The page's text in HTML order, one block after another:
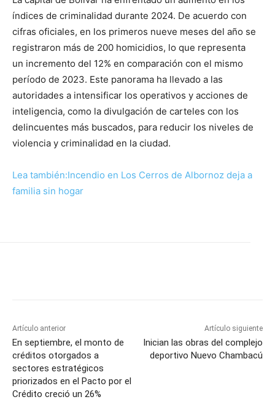
índices de criminalidad durante 2024. De acuerdo con
cifras oficiales, en los primeros nueve meses del año se
registraron más de 200 homicidios, lo que representa
un incremento del 12% en comparación con el mismo
período de 2023. Este panorama ha llevado a las
autoridades a intensificar los operativos y acciones de
inteligencia, como la divulgación de carteles con los
delincuentes más buscados, para reducir los niveles de
violencia y criminalidad en la ciudad.
Lea también:Incendio en Los Cerros de Albornoz deja a
familia sin hogar
Artículo anterior
En septiembre, el monto de
créditos otorgados a
sectores estratégicos
priorizados en el Pacto por el
Crédito creció un 26%
Artículo siguiente
Inician las obras del complejo
deportivo Nuevo Chambacú